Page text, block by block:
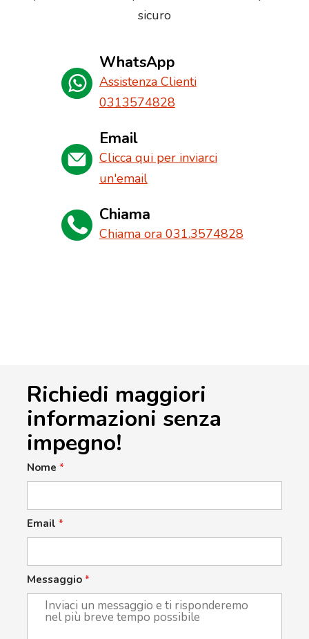
sicuro
WhatsApp
Assistenza Clienti
0313574828
Email
Clicca qui per inviarci
un'email
Chiama
Chiama ora 031.3574828
Richiedi maggiori
informazioni senza
impegno!
Nome *
Email *
Messaggio *